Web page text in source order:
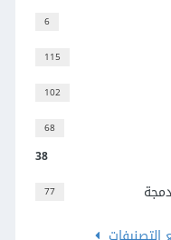
6
115
102
68
38
77